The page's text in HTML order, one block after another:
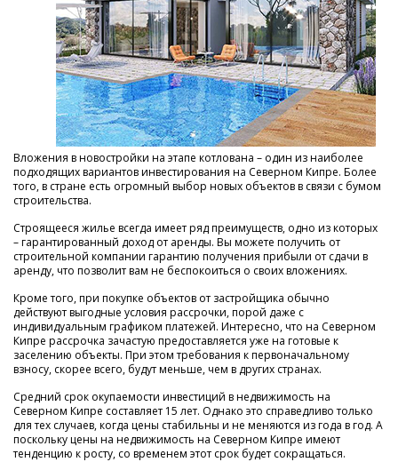
Вложения в новостройки на этапе котлована – один из наиболее
подходящих вариантов инвестирования на Северном Кипре. Более
того, в стране есть огромный выбор новых объектов в связи с бумом
строительства.
Строящееся жилье всегда имеет ряд преимуществ, одно из которых
– гарантированный доход от аренды. Вы можете получить от
строительной компании гарантию получения прибыли от сдачи в
аренду, что позволит вам не беспокоиться о своих вложениях.
Кроме того, при покупке объектов от застройщика обычно
действуют выгодные условия рассрочки, порой даже с
индивидуальным графиком платежей. Интересно, что на Северном
Кипре рассрочка зачастую предоставляется уже на готовые к
заселению объекты. При этом требования к первоначальному
взносу, скорее всего, будут меньше, чем в других странах.
Средний срок окупаемости инвестиций в недвижимость на
Северном Кипре составляет 15 лет. Однако это справедливо только
для тех случаев, когда цены стабильны и не меняются из года в год. А
поскольку цены на недвижимость на Северном Кипре имеют
тенденцию к росту, со временем этот срок будет сокращаться.